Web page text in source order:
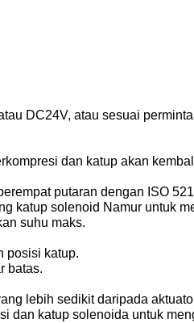
DC24V, atau sesuai
dan katup akan
putaran dengan ISO
katup solenoid Namur untuk
suhu maks.
posisi katup.
batas.
lebih sedikit daripada
dan katup solenoida untuk